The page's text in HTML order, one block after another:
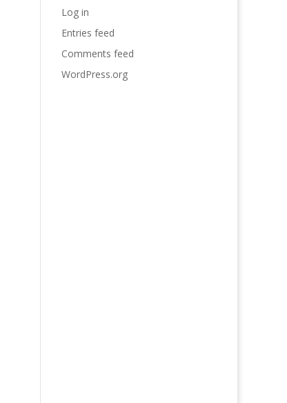
Log in
Entries feed
Comments feed
WordPress.org